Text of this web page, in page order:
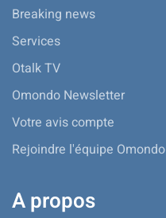
Breaking news
Services
Otalk TV
Omondo Newsletter
Votre avis compte
Rejoindre l'équipe Omondo
A propos